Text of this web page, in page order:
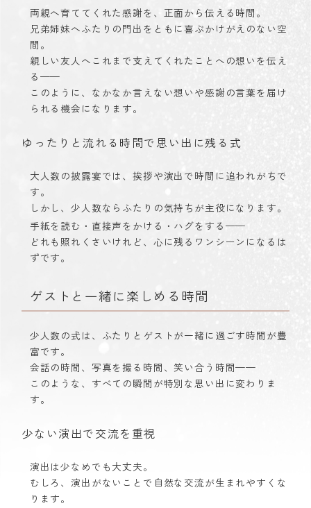
両親へ育ててくれた感謝を、正面から伝える時間。
兄弟姉妹へふたりの門出をともに喜ぶかけがえのない空
間。
親しい友人へこれまで支えてくれたことへの想いを伝え
る——
このように、なかなか言えない想いや感謝の言葉を届け
られる機会になります。
ゆったりと流れる時間で思い出に残る式
大人数の披露宴では、挨拶や演出で時間に追われがちで
す。
しかし、少人数ならふたりの気持ちが主役になります。
手紙を読む・直接声をかける・ハグをする——
どれも照れくさいけれど、心に残るワンシーンになるは
ずです。
ゲストと一緒に楽しめる時間
少人数の式は、ふたりとゲストが一緒に過ごす時間が豊
富です。
会話の時間、写真を撮る時間、笑い合う時間——
このような、すべての瞬間が特別な思い出に変わりま
す。
少ない演出で交流を重視
演出は少なめでも大丈夫。
むしろ、演出がないことで自然な交流が生まれやすくな
ります。